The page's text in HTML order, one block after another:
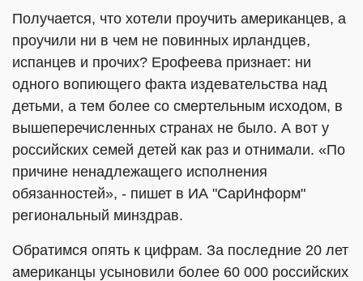
Получается, что хотели проучить американцев, а
проучили ни в чем не повинных ирландцев,
испанцев и прочих? Ерофеева признает: ни
одного вопиющего факта издевательства над
детьми, а тем более со смертельным исходом, в
вышеперечисленных странах не было. А вот у
российских семей детей как раз и отнимали. «По
причине ненадлежащего исполнения
обязанностей», - пишет в ИА "СарИнформ"
региональный минздрав.
Обратимся опять к цифрам. За последние 20 лет
американцы усыновили более 60 000 российских